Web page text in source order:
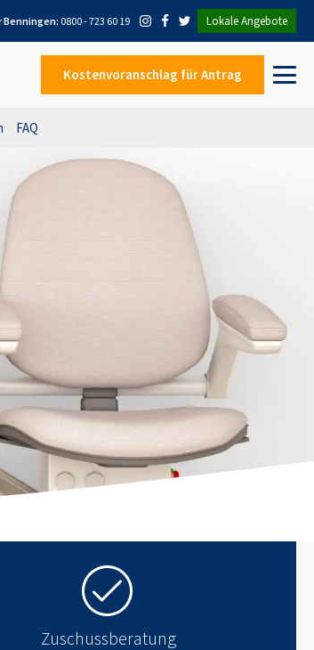
Benningen: 0800 - 723 60 19 Lokale Angebote
Kostenvoranschlag für Antrag
FAQ
Zuschussberatung